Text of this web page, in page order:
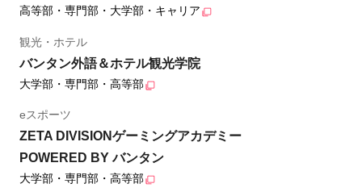
高等部・専門部・大学部・キャリア
観光・ホテル
バンタン外語＆ホテル観光学院
大学部・専門部・高等部
eスポーツ
ZETA DIVISIONゲーミングアカデミー
POWERED BY バンタン
大学部・専門部・高等部